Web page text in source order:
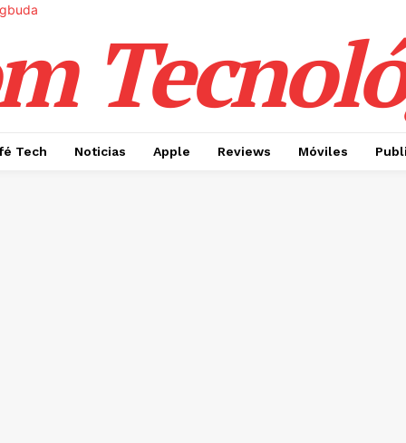
Tech Noticias Apple Reviews Móviles